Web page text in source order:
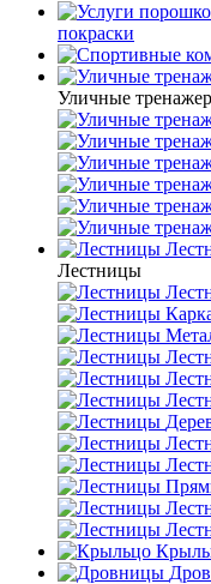
покраски
Уличные
Лестницы